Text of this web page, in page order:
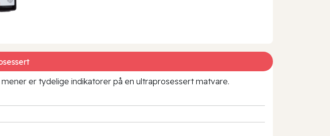
er tydelige indikatorer på en ultraprosessert matvare.